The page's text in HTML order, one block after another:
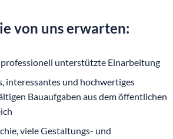
von uns erwarten:
unterstützte Einarbeitung
interessantes und hochwertiges
Bauaufgaben aus dem öffentlichen
viele Gestaltungs- und